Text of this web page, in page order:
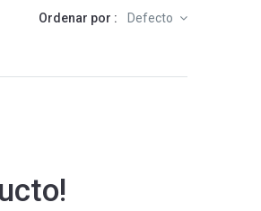
Ordenar por : Defecto